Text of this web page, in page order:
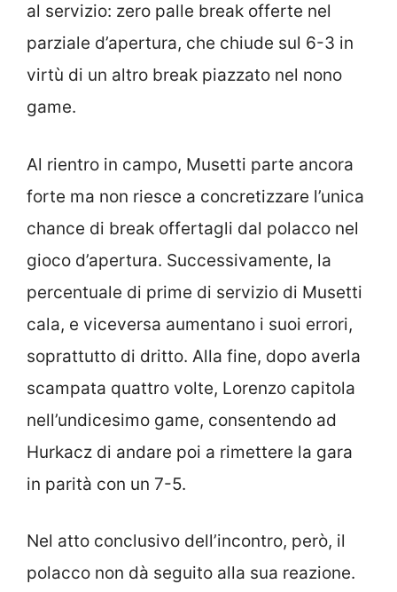
al servizio: zero palle break offerte nel
parziale d’apertura, che chiude sul 6-3 in
virtù di un altro break piazzato nel nono
game.
Al rientro in campo, Musetti parte ancora
forte ma non riesce a concretizzare l’unica
chance di break offertagli dal polacco nel
gioco d’apertura. Successivamente, la
percentuale di prime di servizio di Musetti
cala, e viceversa aumentano i suoi errori,
soprattutto di dritto. Alla fine, dopo averla
scampata quattro volte, Lorenzo capitola
nell’undicesimo game, consentendo ad
Hurkacz di andare poi a rimettere la gara
in parità con un 7-5.
Nel atto conclusivo dell’incontro, però, il
polacco non dà seguito alla sua reazione.